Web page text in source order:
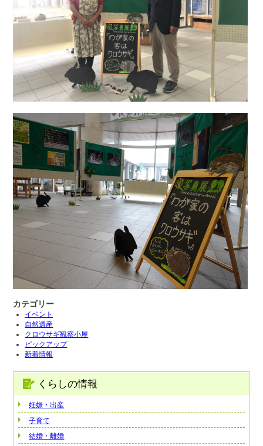
カテゴリー
イベント
自然遺産
クロウサギ観察小屋
ピックアップ
新着情報
くらしの情報
妊娠・出産
子育て
結婚・離婚